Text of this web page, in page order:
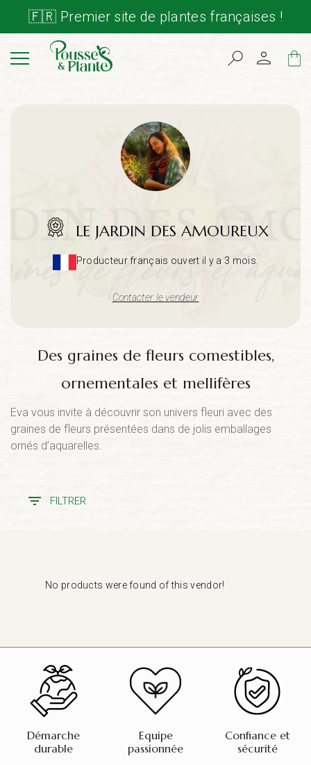
🇫🇷 Premier site de plantes françaises !
Cart
LE JARDIN DES AMOUREUX
Producteur français ouvert il y a 3 mois.
Contacter le vendeur
Des graines de fleurs comestibles,
ornementales et mellifères
Eva vous invite à découvrir son univers fleuri avec des
graines de fleurs présentées dans de jolis emballages
ornés d’aquarelles.
FILTRER
No products were found of this vendor!
Démarche
durable
Equipe
passionnée
Confiance et
sécurité